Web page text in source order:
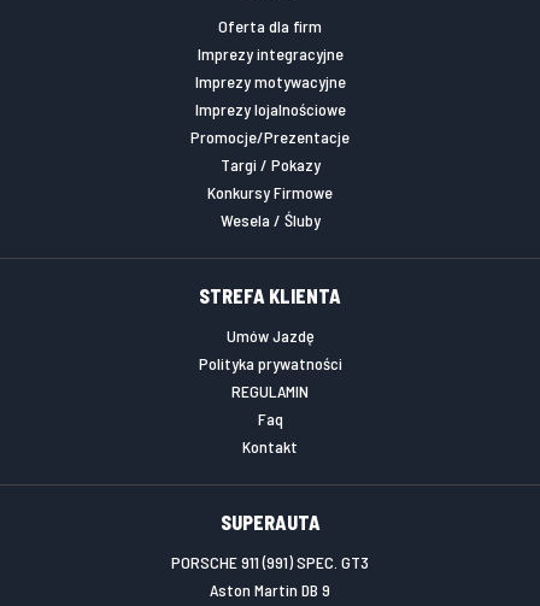
Oferta dla firm
Imprezy integracyjne
Imprezy motywacyjne
Imprezy lojalnościowe
Promocje/Prezentacje
Targi / Pokazy
Konkursy Firmowe
Wesela / Śluby
STREFA KLIENTA
Umów Jazdę
Polityka prywatności
REGULAMIN
Faq
Kontakt
SUPERAUTA
PORSCHE 911 (991) SPEC. GT3
Aston Martin DB 9